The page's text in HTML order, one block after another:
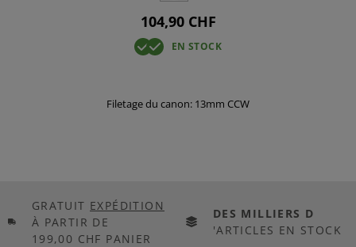
104,90 CHF
EN STOCK
Filetage du canon: 13mm CCW
GRATUIT EXPÉDITION
À PARTIR DE
199,00 CHF PANIER
DES MILLIERS D
'ARTICLES EN STOCK